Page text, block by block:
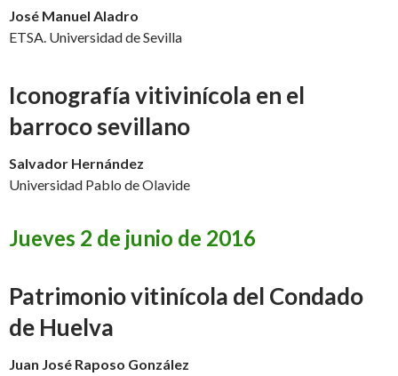
José Manuel Aladro
ETSA. Universidad de Sevilla
Iconografía vitivinícola en el
barroco sevillano
Salvador Hernández
Universidad Pablo de Olavide
Jueves 2 de junio de 2016
Patrimonio vitinícola del Condado
de Huelva
Juan José Raposo González